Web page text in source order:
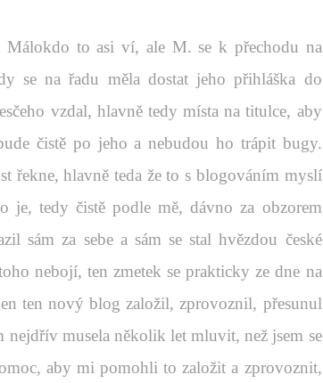
to asi ví, ale M. se k přechodu na
se na řadu měla dostat jeho přihláška do
vzdal, hlavně tedy místa na titulce, aby
čistě po jeho a nebudou ho trápit bugy.
řekne, hlavně teda že to s blogováním myslí
je, tedy čistě podle mě, dávno za obzorem
sám za sebe a sám se stal hvězdou české
nebojí, ten zmetek se prakticky ze dne na
ten nový blog založil, zprovoznil, přesunul
nejdřív musela několik let mluvit, než jsem se
aby mi pomohli to založit a zprovoznit,